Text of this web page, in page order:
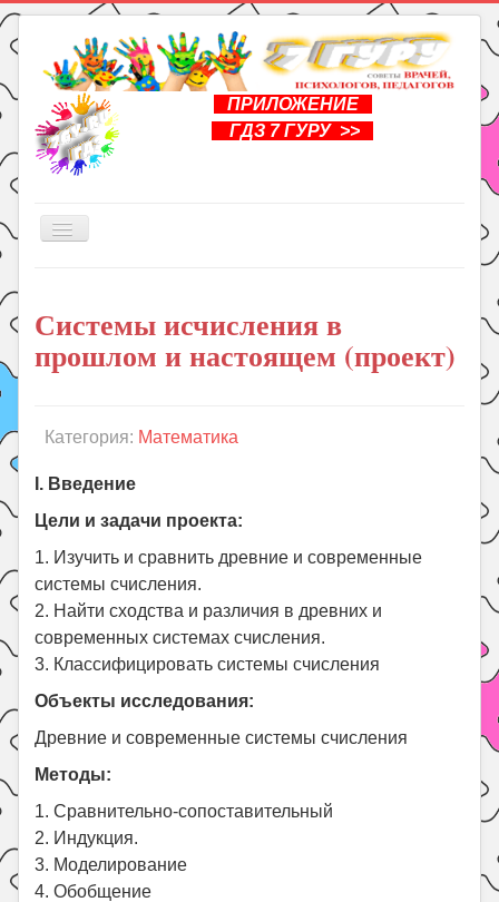
ПРИЛОЖЕНИЕ
ГДЗ 7 ГУРУ >>
Включить/
Книги
Рукоделие
Уроки
Психология
Летом!
Поиск
Системы исчисления в
прошлом и настоящем (проект)
Категория: Математика
I. Введение
Цели и задачи проекта:
1. Изучить и сравнить древние и современные
системы счисления.
2. Найти сходства и различия в древних и
современных системах счисления.
3. Классифицировать системы счисления
Объекты исследования:
Древние и современные системы счисления
Методы:
1. Сравнительно-сопоставительный
2. Индукция.
3. Моделирование
4. Обобщение